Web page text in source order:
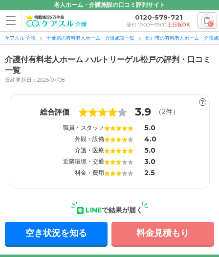
老人ホーム・介護施設の口コミ評判サイト
掲載施設5万件超 0120-579-721
受付 10:00〜19:00土日祝OK 0
ケアスル 介護 千葉県の有料老人ホーム・介護施設一覧 松戸市の有料老人ホーム・介護
介護付有料老人ホーム ハルトリーゲル松戸の評判・口コミ
一覧
最終更新日：2026/07/08
?
総合評価 3.9 （2件）
職員・スタッフ 5.0
外観・設備 4.0
介護・医療 5.0
近隣環境・交通 3.0
料金・費用 2.5
LINEで結果が届く
空き状況を知る 料金見積もり
1 1